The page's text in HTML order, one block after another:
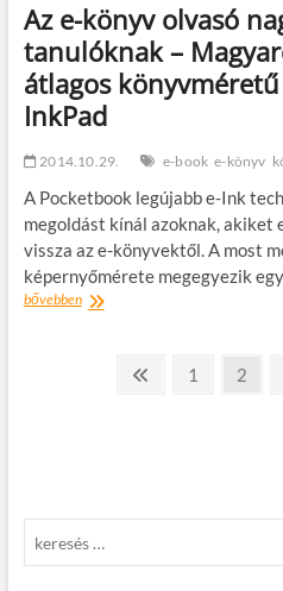
4X
Az e-könyv olvasó
tanulóknak –
átlagos
InkPad
2014.10.29. e-book e-könyv
A Pocketbook legújabb e-Ink
megoldást kínál azoknak,
vissza az e-könyvektől. A most
képernyőmérete megegyezik
bővebbenAz
nagyiknak
átlagos
könyvméretű
Bejegyzések
Előzőoldal
1 oldal
2